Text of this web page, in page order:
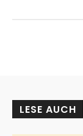
LESE AUCH